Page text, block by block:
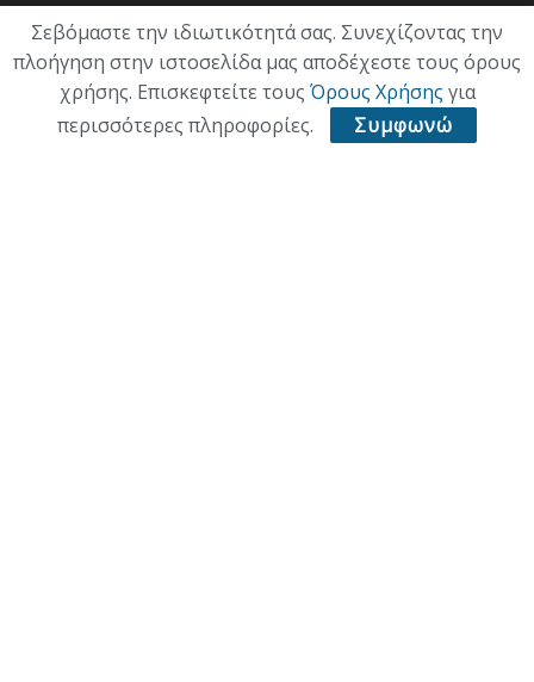
Κατηγορίες
ΕΠΙΚΑΙΡΟΤΗΤΑ
Σεβόμαστε την ιδιωτικότητά σας. Συνεχίζοντας την
πλοήγηση στην ιστοσελίδα μας αποδέχεστε τους όρους
χρήσης. Επισκεφτείτε τους Όρους Χρήσης για
περισσότερες πληροφορίες.
Συμφωνώ